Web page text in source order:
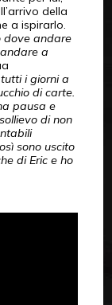
della
a ispirarlo.
dove andare
a
i giorni a
di carte.
pausa e
di non
sono uscito
di Eric e ho